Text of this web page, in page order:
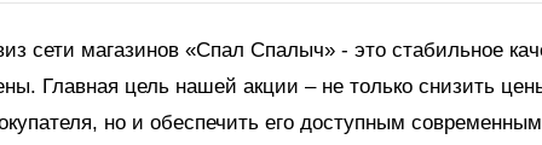
сети магазинов «Спал Спалыч» - это стабильное
Главная цель нашей акции – не только снизить
но и обеспечить его доступным современным